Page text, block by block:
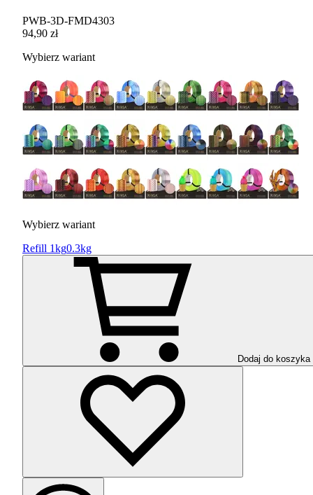
PWB-3D-FMD4303
94,90 zł
Wybierz wariant
Wybierz wariant
Refill 1kg0.3kg
Dodaj do koszyka